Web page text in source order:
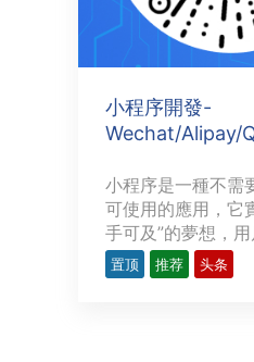
小程序開發-
Wechat/Alipay/
小程序是一種不需
可使用的應用，它
手可及”的夢想，
搜一下即可打開應
“用完即走”的理念
置顶 推荐 头条